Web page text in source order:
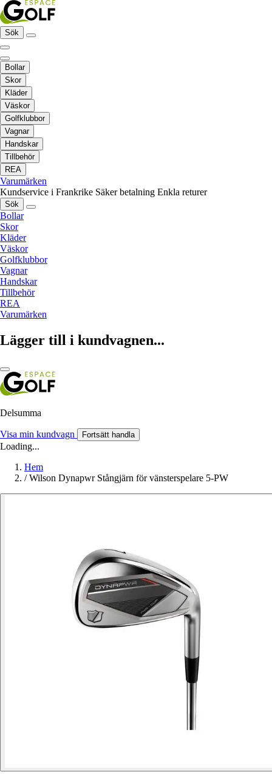
Sök
Bollar
Skor
Kläder
Väskor
Golfklubbor
Vagnar
Handskar
Tillbehör
REA
Varumärken
Kundservice i Frankrike Säker betalning Enkla returer
Sök
Bollar
Skor
Kläder
Väskor
Golfklubbor
Vagnar
Handskar
Tillbehör
REA
Varumärken
Lägger till i kundvagnen...
Delsumma
Visa min kundvagn Fortsätt handla
Loading...
Hem
/ Wilson Dynapwr Stångjärn för vänsterspelare 5-PW